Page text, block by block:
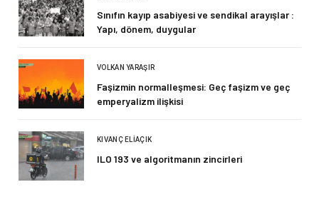
Sınıfın kayıp asabiyesi ve sendikal arayışlar :
Yapı, dönem, duygular
VOLKAN YARAŞIR
Faşizmin normalleşmesi: Geç faşizm ve geç
emperyalizm ilişkisi
KIVANÇ ELIAÇIK
ILO 193 ve algoritmanın zincirleri